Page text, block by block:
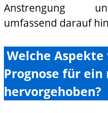
Anstrengung
umfassend darauf
Welche
Prognose für
hervorgehoben?